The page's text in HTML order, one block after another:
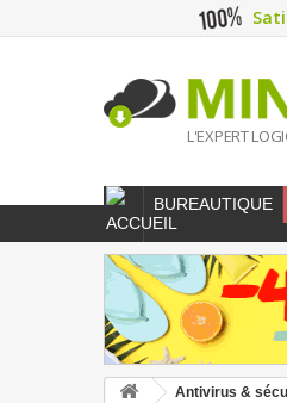
L'EXPERT
BUREAUTIQUE
Antivirus &